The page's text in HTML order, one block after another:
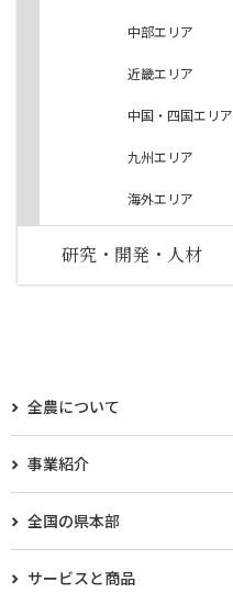
中部エリア
近畿エリア
中国・四国エリア
九州エリア
海外エリア
研究・開発・人材
全農について
事業紹介
全国の県本部
サービスと商品